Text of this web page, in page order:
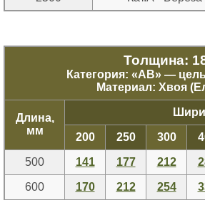
Толщина:
Категория: «АВ» —
Материал: Хвоя
Длина,
мм
200 250 300
500 141 177 212
600 170 212 254